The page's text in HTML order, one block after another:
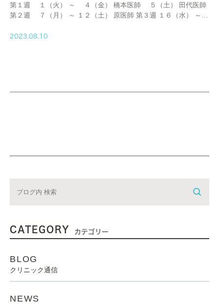
第１週 １（火） ～ ４（金） 橋本医師 ５（土） 田代医師
第２週 ７（月） ～ １２（土） 原医師 第３週 １６（水） ～
２６（土） 郷原医師 第５週 ２８（月） ～ 9/1（金） 橋本医師
2023.08.10
CATEGORY カテゴリー
BLOG
クリニック通信
NEWS